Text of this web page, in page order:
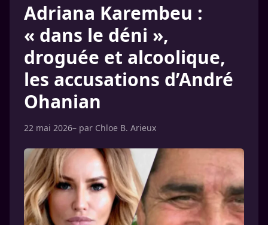
Adriana Karembeu :
« dans le déni »,
droguée et alcoolique,
les accusations d’André
Ohanian
22 mai 2026– par Chloe B. Arieux